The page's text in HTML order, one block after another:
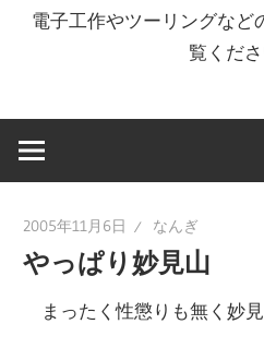
電子工作やツーリングなど
覧くださ
2005年11月6日 なんぎ
やっぱり妙見山
まったく性懲りも無く妙見